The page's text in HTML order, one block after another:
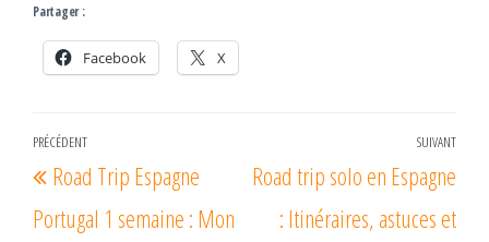
Partager :
Facebook X
Navigation
de
l’article
Article
précédent
PRÉCÉDENT
Road Trip Espagne
Portugal 1 semaine : Mon
SUIVANT
Road trip solo en Espagne
: Itinéraires, astuces et